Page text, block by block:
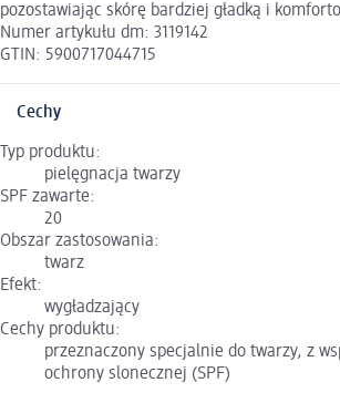
pozostawiając skórę bardziej gładką i
Numer artykułu dm: 3119142
GTIN: 5900717044715
Cechy
Typ produktu:
pielęgnacja twarzy
SPF zawarte:
20
Obszar zastosowania:
twarz
Efekt:
wygładzający
Cechy produktu:
przeznaczony specjalnie do twarzy, z
ochrony slonecznej (SPF)